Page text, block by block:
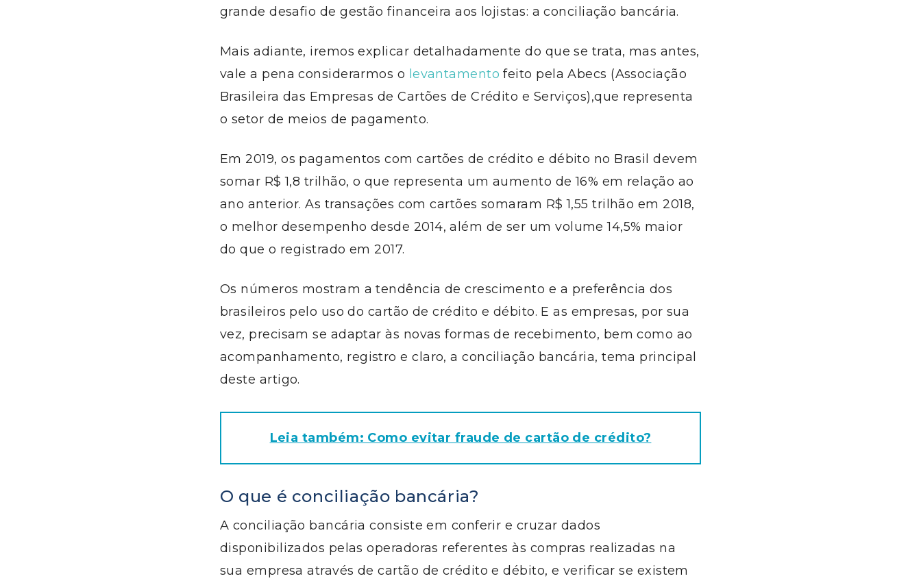
grande desafio de gestão financeira aos lojistas: a conciliação bancária.
Mais adiante, iremos explicar detalhadamente do que se trata, mas antes,
vale a pena considerarmos o levantamento feito pela Abecs (Associação
Brasileira das Empresas de Cartões de Crédito e Serviços),que representa
o setor de meios de pagamento.
Em 2019, os pagamentos com cartões de crédito e débito no Brasil devem
somar R$ 1,8 trilhão, o que representa um aumento de 16% em relação ao
ano anterior. As transações com cartões somaram R$ 1,55 trilhão em 2018,
o melhor desempenho desde 2014, além de ser um volume 14,5% maior
do que o registrado em 2017.
Os números mostram a tendência de crescimento e a preferência dos
brasileiros pelo uso do cartão de crédito e débito. E as empresas, por sua
vez, precisam se adaptar às novas formas de recebimento, bem como ao
acompanhamento, registro e claro, a conciliação bancária, tema principal
deste artigo.
Leia também: Como evitar fraude de cartão de crédito?
O que é conciliação bancária?
A conciliação bancária consiste em conferir e cruzar dados
disponibilizados pelas operadoras referentes às compras realizadas na
sua empresa através de cartão de crédito e débito, e verificar se existem